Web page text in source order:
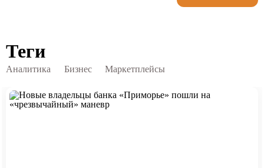
Теги
Аналитика Бизнес Маркетплейсы